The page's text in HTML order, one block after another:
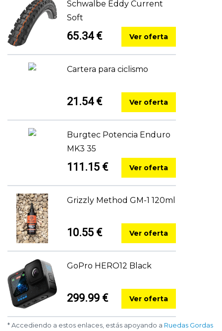
Schwalbe Eddy Current
Soft
65.34 € Ver oferta
Cartera para ciclismo
21.54 € Ver oferta
Burgtec Potencia Enduro
MK3 35
111.15 € Ver oferta
Grizzly Method GM-1 120ml
10.55 € Ver oferta
GoPro HERO12 Black
299.99 € Ver oferta
* Accediendo a estos enlaces, estás apoyando a Ruedas Gordas